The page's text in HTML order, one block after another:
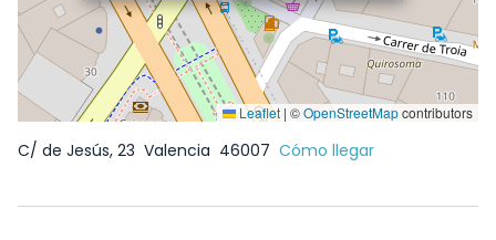
Leaflet | ©OpenStreetMapcontributors
C/ de Jesús, 23 Valencia 46007 Cómo llegar